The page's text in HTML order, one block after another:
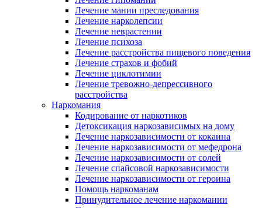
Лечение мании преследования
Лечение нарколепсии
Лечение неврастении
Лечение психоза
Лечение расстройства пищевого поведения
Лечение страхов и фобий
Лечение циклотимии
Лечение тревожно-депрессивного
расстройства
Наркомания
Кодирование от наркотиков
Детоксикация наркозависимых на дому
Лечение наркозависимости от кокаина
Лечение наркозависимости от мефедрона
Лечение наркозависимости от солей
Лечение спайсовой наркозависимости
Лечение наркозависимости от героина
Помощь наркоманам
Принудительное лечение наркомании